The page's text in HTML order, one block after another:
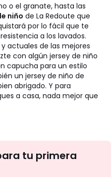
o el granate, hasta las
niño de La Redoute que
por lo fácil que te
a los lavados.
actuales de las mejores
con algún jersey de niño
capucha para un estilo
un jersey de niño de
abrigado. Y para
a casa, nada mejor que
te
tu primera